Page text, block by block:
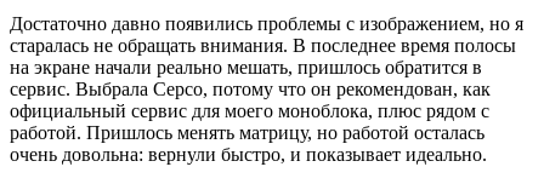
Достаточно давно появились проблемы с изображением, но я
старалась не обращать внимания. В последнее время полосы
на экране начали реально мешать, пришлось обратится в
сервис. Выбрала Серсо, потому что он рекомендован, как
официальный сервис для моего моноблока, плюс рядом с
работой. Пришлось менять матрицу, но работой осталась
очень довольна: вернули быстро, и показывает идеально.